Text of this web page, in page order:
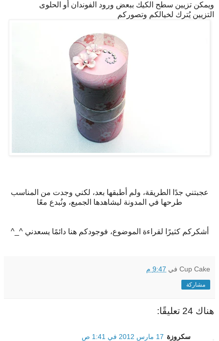
ويمكن تزيين سطح الكيك ببعض ورود الفوندان أو الحلوى
التزيين يُترك لخيالكم وتصوركم
عجبتني جدًا الطريقة، ولم أطبقها بعد، لكني وجدت من المناسب
طرحها في المدونة ليشاهدها الجميع، ونُبدع معًا
أشكركم كثيرًا لقراءة الموضوع، فوجودكم هنا دائمًا يسعدني ^_^
Cup Cake في 9:47 م
مشاركة
هناك 24 تعليقًا:
سكروزة 17 مارس 2012 في 1:41 ص